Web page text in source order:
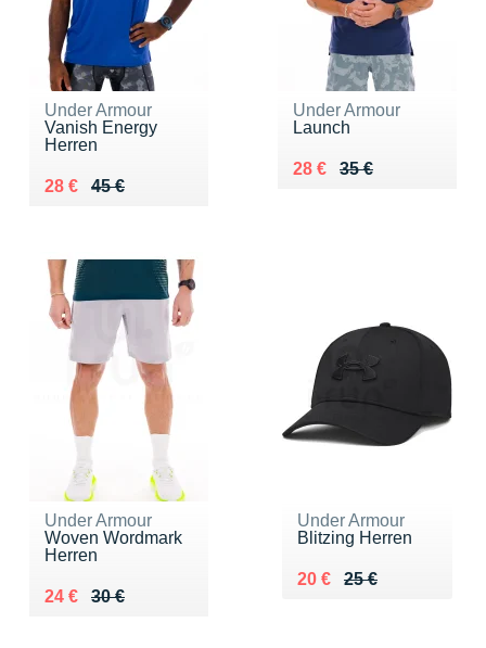
Under Armour
Vanish Energy
Herren
45 €
Au lieu de 45 €
28 €
Vendu 28 €
Under Armour
Launch
35 €
Au lieu de 35 €
28 €
Vendu 28 €
Under Armour
Woven Wordmark
Herren
30 €
Au lieu de 30 €
24 €
Vendu 24 €
Under Armour
Blitzing Herren
25 €
Au lieu de 25 €
20 €
Vendu 20 €